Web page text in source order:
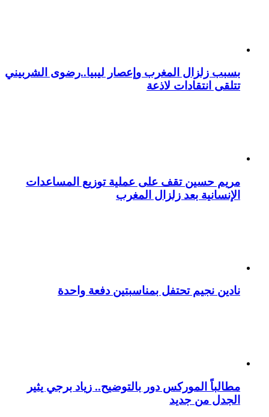
بسبب زلزال المغرب وإعصار ليبيا..رضوى الشربيني
تتلقى انتقادات لاذعة
مريم حسين تقف على عملية توزيع المساعدات
الإنسانية بعد زلزال المغرب
نادين نجيم تحتفل بمناسبتين دفعة واحدة
مطالباً الموركس دور بالتوضيح.. زياد برجي يثير
الجدل من جديد